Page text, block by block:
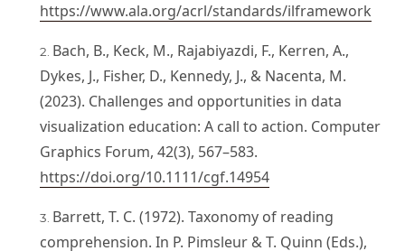
https://www.ala.org/acrl/standards/ilframework
Bach, B., Keck, M., Rajabiyazdi, F., Kerren, A.,
Dykes, J., Fisher, D., Kennedy, J., & Nacenta, M.
(2023). Challenges and opportunities in data
visualization education: A call to action. Computer
Graphics Forum, 42(3), 567–583.
https://doi.org/10.1111/cgf.14954
Barrett, T. C. (1972). Taxonomy of reading
comprehension. In P. Pimsleur & T. Quinn (Eds.),